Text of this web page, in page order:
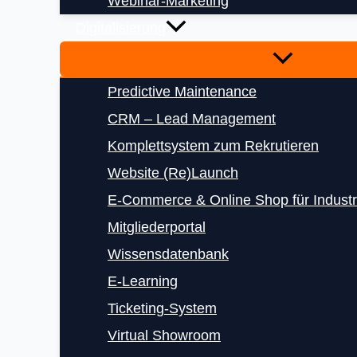
Predictive Maintenance
CRM – Lead Management
Komplettsystem zum Rekrutieren
Website (Re)Launch
E‑Commerce & Online Shop für
Mitgliederportal
Wissensdatenbank
E‑Learning
Ticketing-System
Virtual Showroom